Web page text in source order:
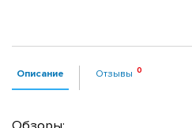
Описание Отзывы